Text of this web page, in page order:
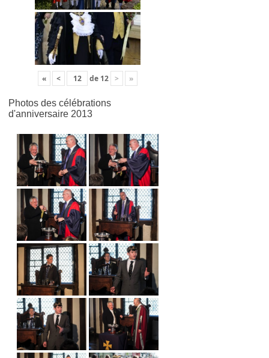
« < de 12 > »
Photos des célébrations
d'anniversaire 2013